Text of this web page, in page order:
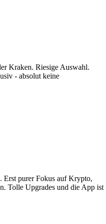
Kraken. Riesige Auswahl.
- absolut keine
Erst purer Fokus auf Krypto,
Tolle Upgrades und die App ist